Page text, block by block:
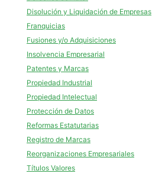
Disolución y Liquidación de Empresas
Franquicias
Fusiones y/o Adquisiciones
Insolvencia Empresarial
Patentes y Marcas
Propiedad Industrial
Propiedad Intelectual
Protección de Datos
Reformas Estatutarias
Registro de Marcas
Reorganizaciones Empresariales
Títulos Valores